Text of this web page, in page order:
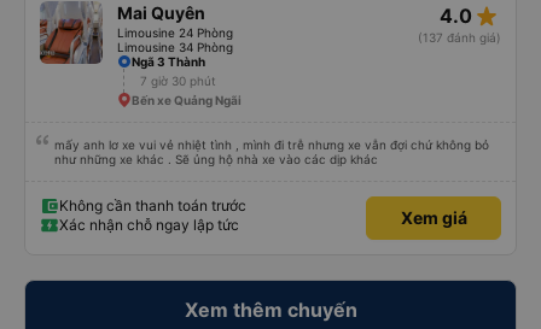
Mai Quyên
Limousine 24 Phòng
Limousine 34 Phòng
4.0 star_rate
(137 đánh giá)
Ngã 3 Thành
7 giờ 30 phút
Bến xe Quảng Ngãi
mấy anh lơ xe vui vẻ nhiệt tình , mình đi trễ nhưng xe vẫn đợi chứ không bỏ
như những xe khác . Sẽ ủng hộ nhà xe vào các dịp khác
Không cần thanh toán trước
Xác nhận chỗ ngay lập tức
Xem giá
Xem thêm chuyến